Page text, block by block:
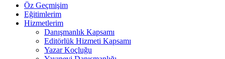
Öz Geçmişim
Eğitimlerim
Hizmetlerim
Danışmanlık Kapsamı
Editörlük Hizmeti Kapsamı
Yazar Koçluğu